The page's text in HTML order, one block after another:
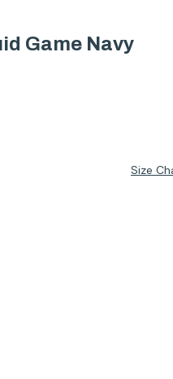
Game Navy
Size